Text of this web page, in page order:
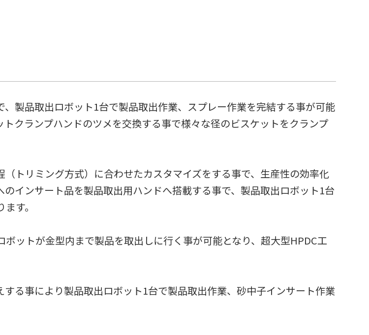
製品取出ロボット1台で製品取出作業、スプレー作業を完結する事が可能
クランプハンドのツメを交換する事で様々な径のビスケットをクランプ
トリミング方式）に合わせたカスタマイズをする事で、生産性の効率化
インサート品を製品取出用ハンドへ搭載する事で、製品取出ロボット1台
す。
ットが金型内まで製品を取出しに行く事が可能となり、超大型HPDC工
る事により製品取出ロボット1台で製品取出作業、砂中子インサート作業